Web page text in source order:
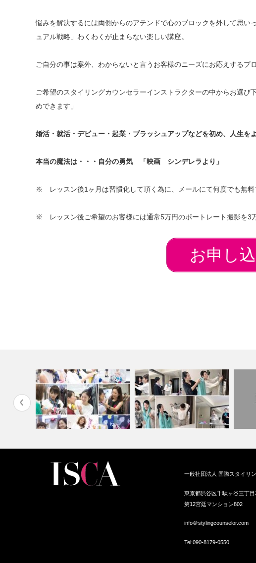
悩みを解決するには両側からのアテンドで心のブロックを外して思い
ュアル戦略」わくわくが止まらない楽しい講座。
ご自分の事は案外、わからないと言うお客様のニーズにお応えするプ
ご希望のスタイリングカウンセラーインストラクターの中からお選
めできます」
婚活・就活・デビュー・起業・ブラッシュアップなどを初め、人生を
本当の魔法は・・・自分の勇気 「映画 シンデレラより」
※ レッスン後1ヶ月は習慣化して頂く為に、メールにて何度でも無料
※ レッスン後ご希望のお客様には通常5万円のポートレート撮影を3
お申し
伝統和柄スカーフで最新アレン
ジイベント開…
グカ
一般社団法人 国際スタイリ
東京都渋谷区千駄ヶ谷三丁
第12宮廷マンション802
info＠stylingcounselor.com
Tel:090-8179-0550